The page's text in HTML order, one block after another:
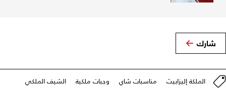
شارك
الملكة إليزابيث مناسبات شاي وجبات ملكية
الشيف الملكي